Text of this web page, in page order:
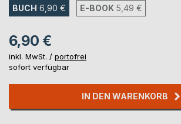
BUCH 6,90 € E-BOOK 5,49 €
6,90 €
inkl. MwSt. / portofrei
sofort verfügbar
IN DEN WARENKORB